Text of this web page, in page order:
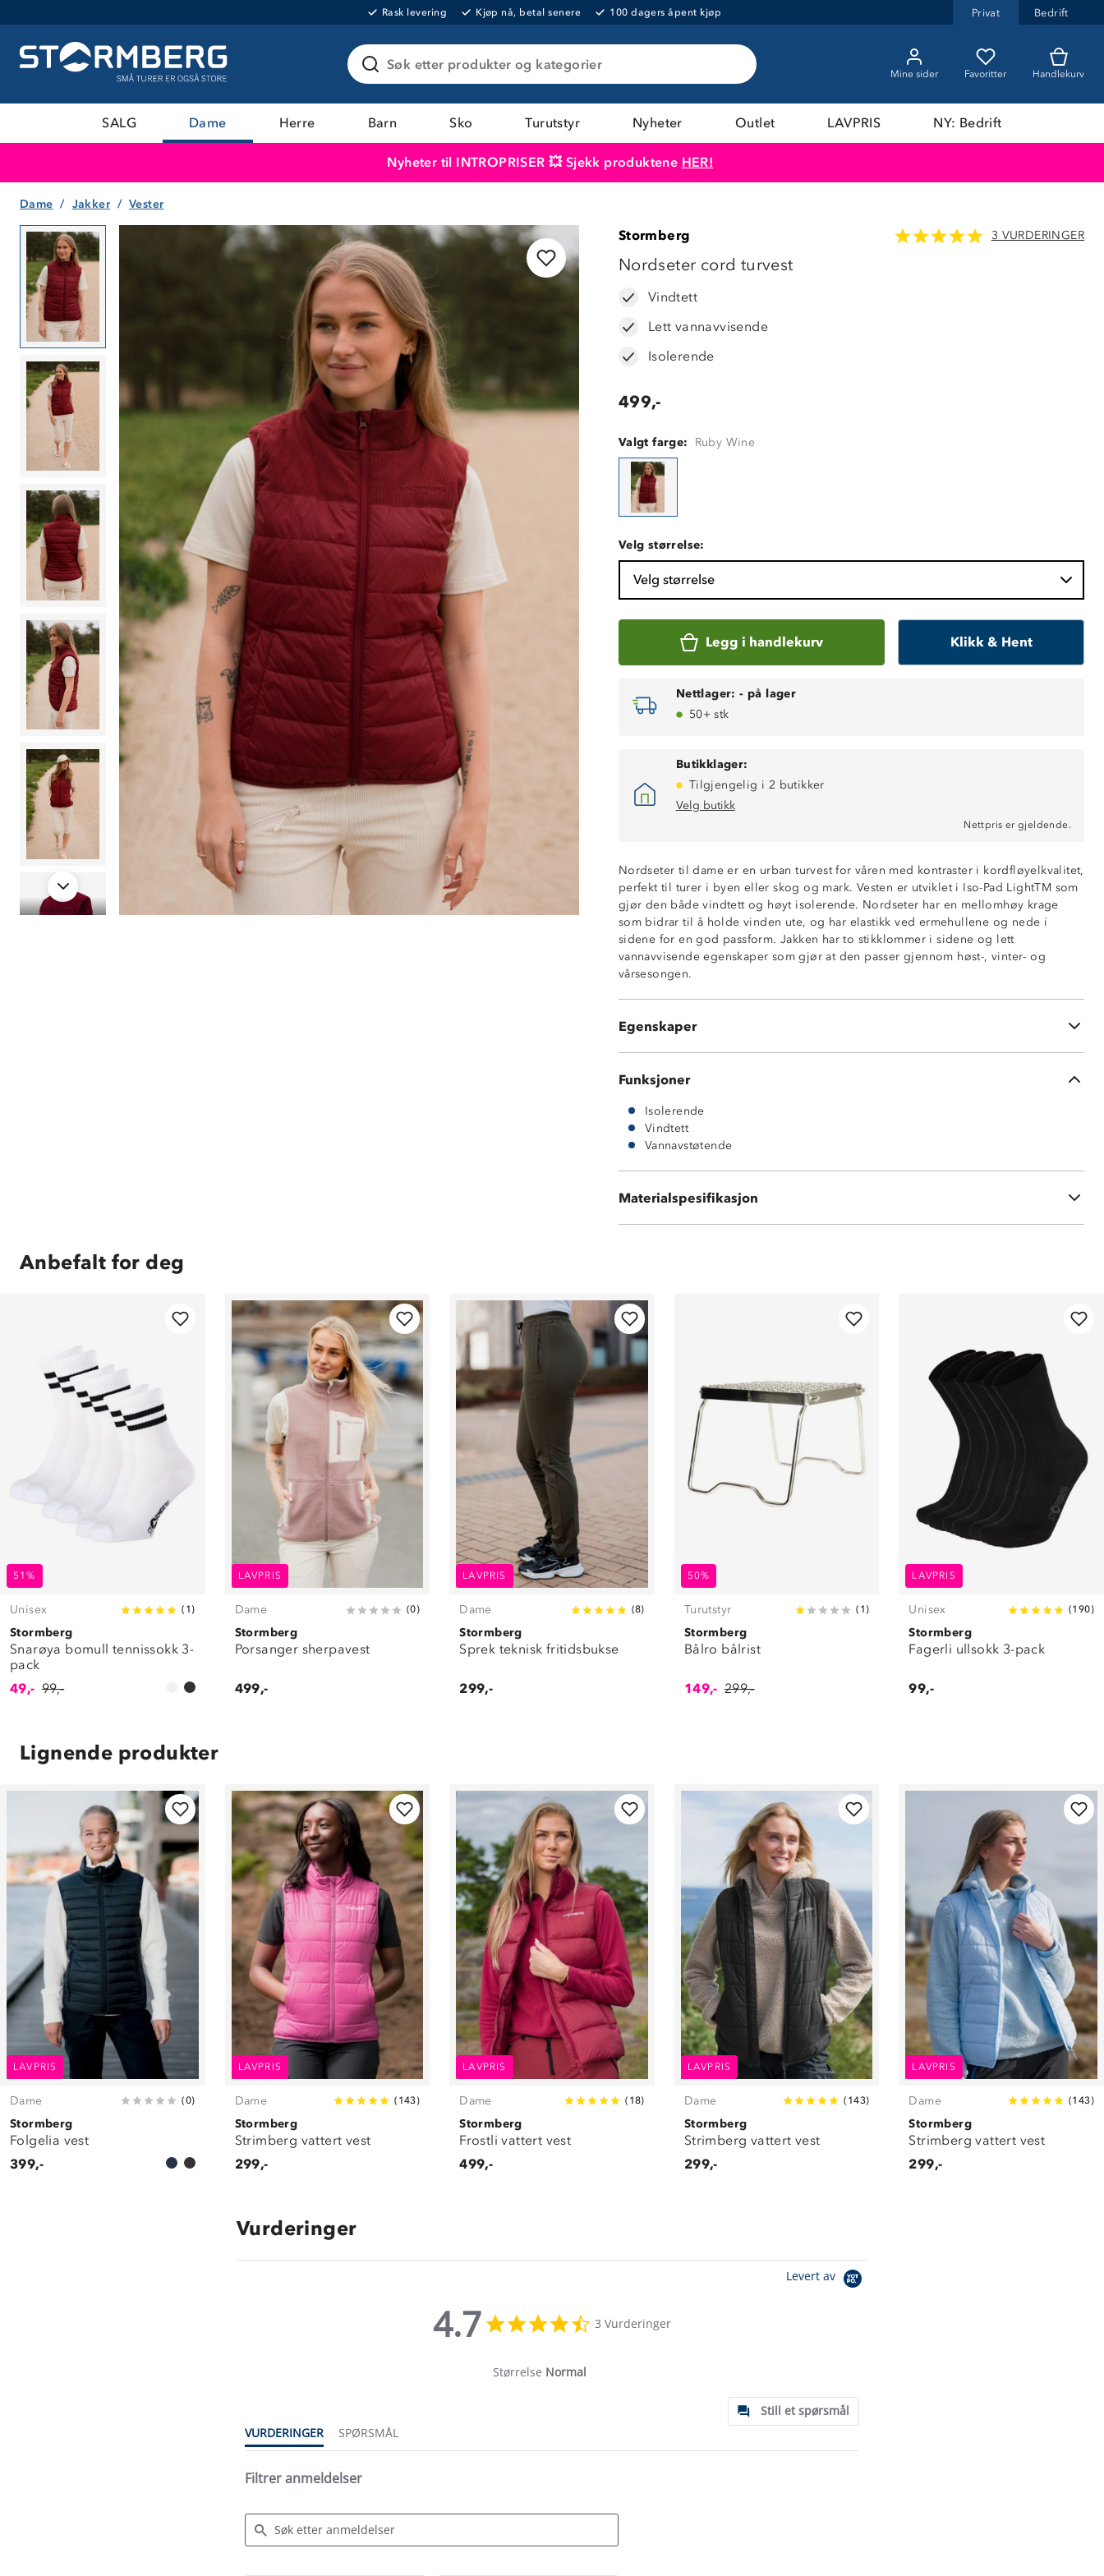
Rask levering Kjøp nå, betal senere 100 dagers åpent kjøp Privat Bedrift
Søk etter produkter og kategorier
Mine sider Favoritter Handlekurv
SALG Dame Herre Barn Sko Turutstyr Nyheter Outlet LAVPRIS NY: Bedrift
Nyheter til INTROPRISER 💥 Sjekk produktene HER!
Dame Jakker Vester
Stormberg 3 VURDERINGER
Nordseter cord turvest
Vindtett
Lett vannavvisende
Isolerende
499,-
Valgt farge: Ruby Wine
Velg størrelse:
Velg størrelse
Legg i handlekurv Klikk & Hent
Nettlager: - på lager
50+ stk
Butikklager:
Tilgjengelig i 2 butikker
Velg butikk
Nettpris er gjeldende.
Nordseter til dame er en urban turvest for våren med kontraster i kordfløyelkvalitet,
perfekt til turer i byen eller skog og mark. Vesten er utviklet i Iso-Pad LightTM som
gjør den både vindtett og høyt isolerende. Nordseter har en mellomhøy krage
som bidrar til å holde vinden ute, og har elastikk ved ermehullene og nede i
sidene for en god passform. Jakken har to stikklommer i sidene og lett
vannavvisende egenskaper som gjør at den passer gjennom høst-, vinter- og
vårsesongen.
Egenskaper
Vindtett
Lett vannavvisende
Isolerende
Kordkontraster
To stikklommer i sidene
Elastikk i ermer og nederst i sidene
Mellomhøy krage
140grams polyestervattering
Funksjoner
Isolerende
Vindtett
Vannavstøtende
Materialspesifikasjon
140grams polyestervattering
Anbefalt for deg
51%
Unisex ( 1 )
Stormberg
Snarøya bomull tennissokk 3-
pack
49,- 99,-
LAVPRIS
Dame (0)
Stormberg
Porsanger sherpavest
499,-
LAVPRIS
Dame (8)
Stormberg
Sprek teknisk fritidsbukse
299,-
50%
Turutstyr ( 1 )
Stormberg
Bålro bålrist
149,- 299,-
LAVPRIS
Unisex (190)
Stormberg
Fagerli ullsokk 3-pack
99,-
Lignende produkter
LAVPRIS
Dame (0)
Stormberg
Folgelia vest
399,-
LAVPRIS
Dame ( 143)
Stormberg
Strimberg vattert vest
299,-
LAVPRIS
Dame ( 18)
Stormberg
Frostli vattert vest
499,-
LAVPRIS
Dame ( 143)
Stormberg
Strimberg vattert vest
299,-
LAVPRIS
Dame (143)
Stormberg
Strimberg vattert vest
299,-
Vurderinger
Levert av
4.7
star
3 Vurderinger
Størrelse Normal
Still et spørsmål
VURDERINGER
SPØRSMÅL
Filtrer anmeldelser